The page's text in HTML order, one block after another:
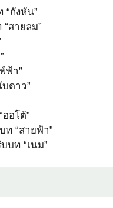
กังหัน”
สายลม”
ฟ้า”
ดาว”
อโต้”
“สายฟ้า”
บท “เนม”